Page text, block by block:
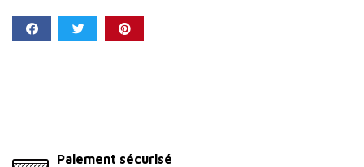
Partager
Paiement sécurisé